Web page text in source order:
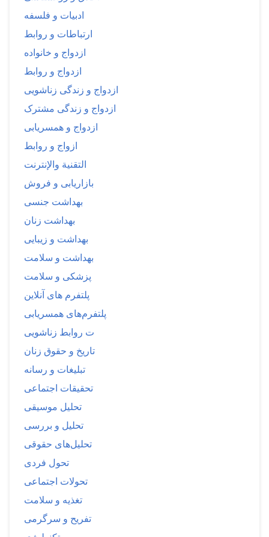
ادبیات و فلسفه
ارتباطات و روابط
ازدواج و خانواده
ازدواج و روابط
ازدواج و زندگی زناشویی
ازدواج و زندگی مشترک
ازدواج و همسریابی
ازواج و روابط
التقنية والإنترنت
بازاریابی و فروش
بهداشت جنسی
بهداشت زنان
بهداشت و زیبایی
بهداشت و سلامت
پزشکی و سلامت
پلتفرم های آنلاین
پلتفرم‌های همسریابی
ت روابط زناشویی
تاریخ و حقوق زنان
تبلیغات و رسانه
تحقیقات اجتماعی
تحلیل موسیقی
تحلیل و بررسی
تحلیل‌های حقوقی
تحول فردی
تحولات اجتماعی
تغذیه و سلامت
تفریح و سرگرمی